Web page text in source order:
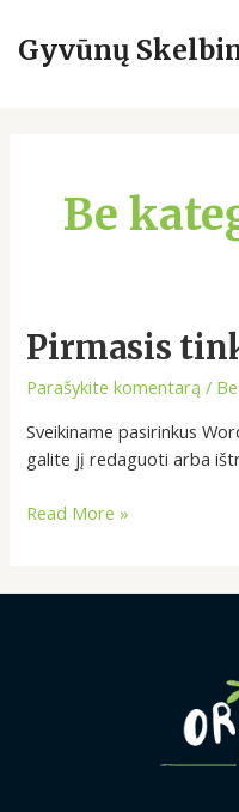
prie
turinio
Gyvūnų
Be
Pirmasis
Parašykite komentarą /
Sveikiname pasirinkus
galite jį redaguoti arba
Pirmasis
tinklalapio
įrašas!
Read More »